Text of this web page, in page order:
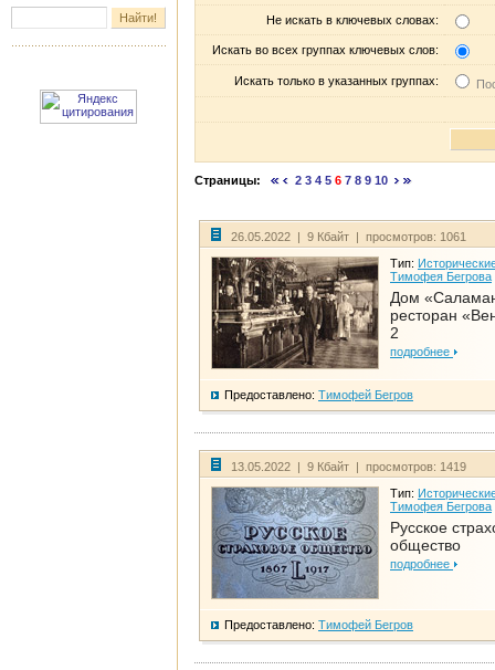
Не искать в ключевых словах:
Искать во всех группах ключевых слов:
Искать только в указанных группах:
Страницы: 2 3 4 5 6 7 8 9 10
26.05.2022 | 9 Кбайт | просмотров: 1061
Тип:
Тимофея Бегрова
Дом
ресторан
2
подробнее
Предоставлено: Тимофей Бегров
13.05.2022 | 9 Кбайт | просмотров: 1419
Тип:
Тимофея Бегрова
Русское
общество
подробнее
Предоставлено: Тимофей Бегров